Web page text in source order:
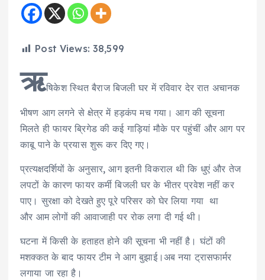
Post Views: 38,599
ऋषिकेश स्थित बैराज बिजली घर में रविवार देर रात अचानक
भीषण आग लगने से क्षेत्र में हड़कंप मच गया। आग की सूचना
मिलते ही फायर ब्रिगेड की कई गाड़ियां मौके पर पहुंचीं और आग पर
काबू पाने के प्रयास शुरू कर दिए गए।
प्रत्यक्षदर्शियों के अनुसार, आग इतनी विकराल थी कि धुएं और तेज
लपटों के कारण फायर कर्मी बिजली घर के भीतर प्रवेश नहीं कर
पाए। सुरक्षा को देखते हुए पूरे परिसर को घेर लिया गया था
और आम लोगों की आवाजाही पर रोक लगा दी गई थी।
घटना में किसी के हताहत होने की सूचना भी नहीं है। घंटों की
मशक्कत के बाद फायर टीम ने आग बुझाई।अब नया ट्रासफार्मर
लगाया जा रहा है।